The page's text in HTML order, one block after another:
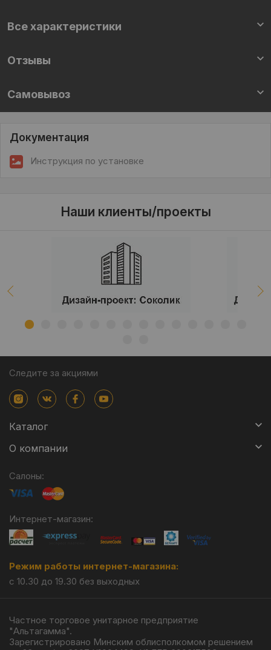
Все характеристики
Отзывы
Самовывоз
Документация
Инструкция по установке
Наши клиенты/проекты
Следите за акциями
Каталог
О компании
Салоны:
Интернет-магазин:
Режим работы интернет-магазина:
с 10.30 до 19.30 без выходных
Частное торговое унитарное предприятие
"Альтагамма".
Зарегистрировано Минским облисполкомом решением